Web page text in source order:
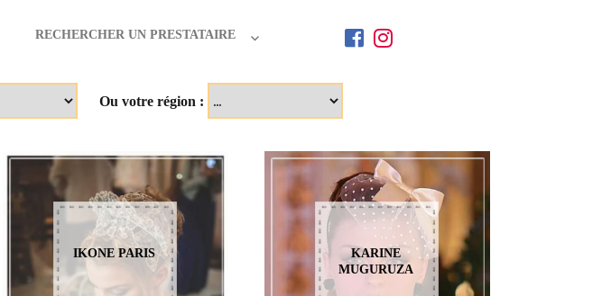
RECHERCHER UN PRESTATAIRE
Ou votre région :
IKONE PARIS
KARINE
MUGURUZA